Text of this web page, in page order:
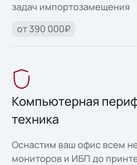
задач импортозамещения
от 390 000₽
Компьютерная
техника
Оснастим ваш офис всем
мониторов и ИБП до